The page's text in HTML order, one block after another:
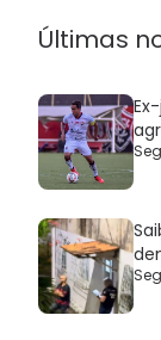
Últimas